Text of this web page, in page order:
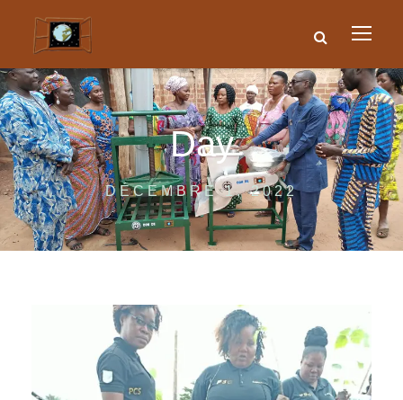
Day
DÉCEMBRE 1, 2022